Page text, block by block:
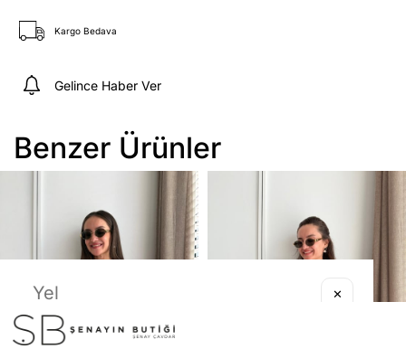
Kargo Bedava
Gelince Haber Ver
Benzer Ürünler
✕